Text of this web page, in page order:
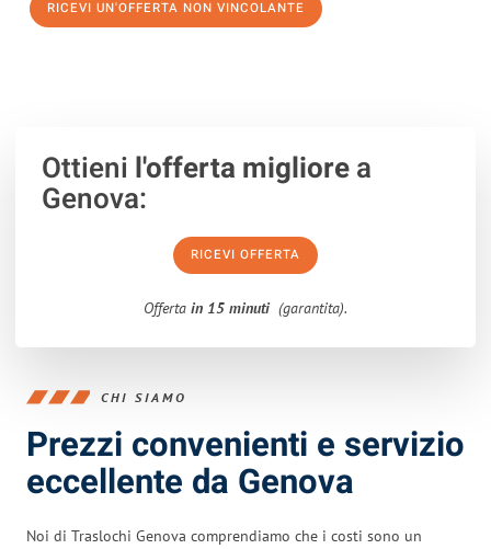
RICEVI UN'OFFERTA NON VINCOLANTE
Ottieni l'offerta migliorea
Genova:
RICEVI OFFERTA
Offerta in 15 minuti (garantita).
CHI SIAMO
Prezzi convenienti e servizio
eccellente da Genova
Noi di Traslochi Genova comprendiamo che i costi sono un